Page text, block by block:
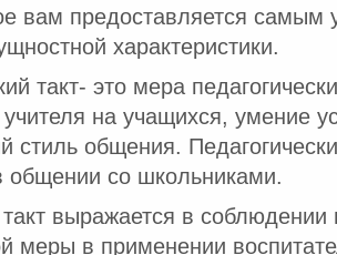
вам предоставляется самым
характеристики.
такт- это мера
на учащихся, умение
стиль общения.
общении со школьниками.
выражается в соблюдении
меры в применении